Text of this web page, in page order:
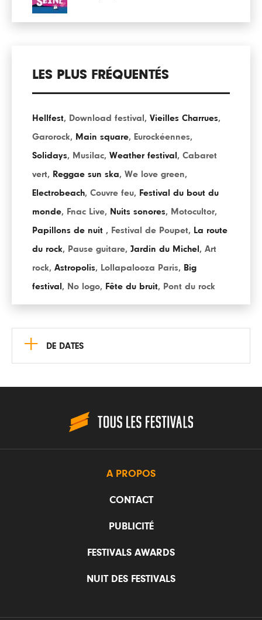
LES PLUS FRÉQUENTÉS
Hellfest, Download festival , Vieilles Charrues,
Garorock, Main square, Eurockéennes,
Solidays, Musilac, Weather festival , Cabaret
vert, Reggae sun ska, We love green,
Electrobeach, Couvre feu, Festival du bout du
monde, Fnac Live, Nuits sonores, Motocultor,
Papillons de nuit , Festival de Poupet, La route
du rock, Pause guitare, Jardin du Michel , Art
rock, Astropolis, Lollapalooza Paris, Big
festival , No logo, Fête du bruit, Pont du rock
+ DE DATES
A PROPOS
CONTACT
PUBLICITÉ
FESTIVALS AWARDS
NUIT DES FESTIVALS